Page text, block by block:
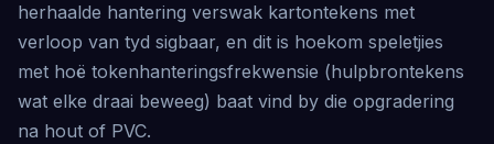
herhaalde hantering verswak kartontekens met
verloop van tyd sigbaar, en dit is hoekom speletjies
met hoë tokenhanteringsfrekwensie (hulpbrontekens
wat elke draai beweeg) baat vind by die opgradering
na hout of PVC.